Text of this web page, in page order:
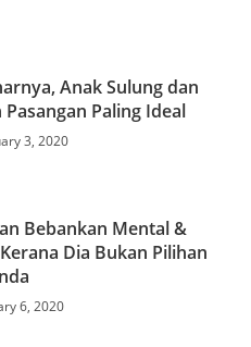
Anak Sulung dan
Paling Ideal
3, 2020
Bebankan Mental &
Dia Bukan Pilihan
6, 2020